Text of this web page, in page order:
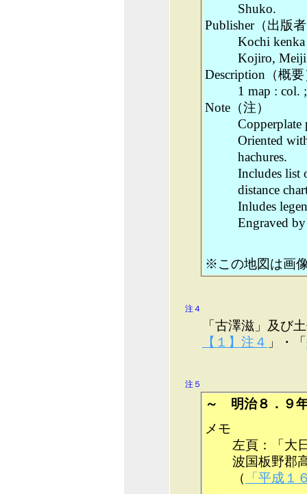
Shuko.
Publisher（出版
Kochi
Kojiro,
Description（概
1 map : col.
Note（注）
Oriented
hachures.
Includes list
distance
Inludes
Engraved
※この地図は画
注４
「古澤滋」及び
【１】注４ 」・「
注５
～ 明治８．９
メモ
左頁：「大
波国板野郡
（
「平成